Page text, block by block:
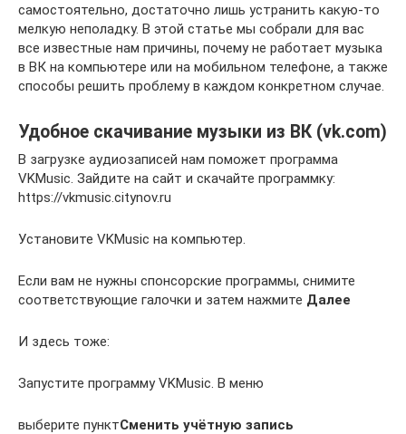
самостоятельно, достаточно лишь устранить какую-то
мелкую неполадку. В этой статье мы собрали для вас
все известные нам причины, почему не работает музыка
в ВК на компьютере или на мобильном телефоне, а также
способы решить проблему в каждом конкретном случае.
Удобное скачивание музыки из ВК (vk.com)
В загрузке аудиозаписей нам поможет программа
VKMusic. Зайдите на сайт и скачайте программку:
https://vkmusic.citynov.ru
Установите VKMusic на компьютер.
Если вам не нужны спонсорские программы, снимите
соответствующие галочки и затем нажмите Далее
И здесь тоже:
Запустите программу VKMusic. В меню
выберите пунктСменить учётную запись